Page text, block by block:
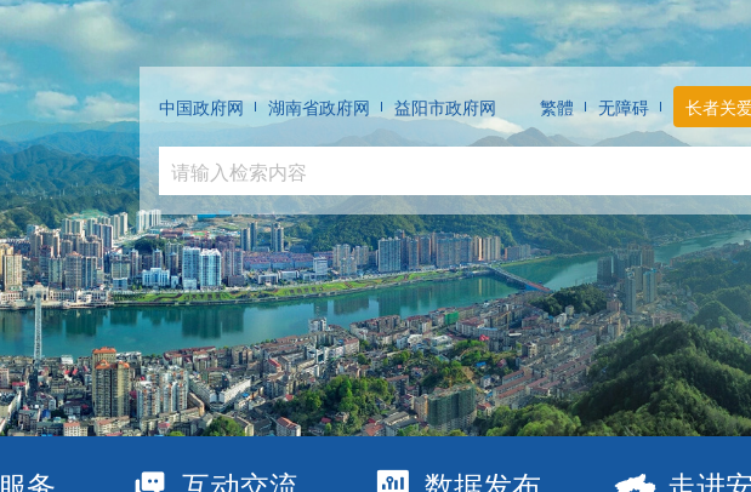
中国政府网 湖南省政府网 益阳市政府网 繁體 无障碍 长者关